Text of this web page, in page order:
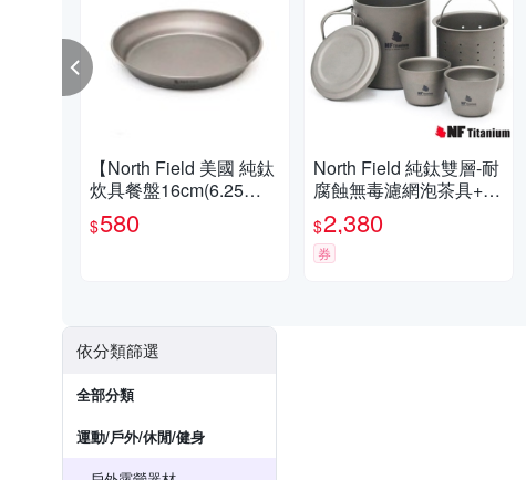
【North Field 美國 純鈦
炊具餐盤16cm(6.25
吋)】CNDTK200929/登
山/露營
$580
North Field 純鈦雙層-耐
腐蝕無毒濾網泡茶具+鈦
杯x2_套裝組
$2,380
券
依分類篩選
全部分類
運動/戶外/休閒/健身